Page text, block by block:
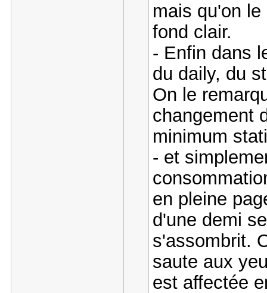
mais qu'on
fond clair.
- Enfin dans
du daily, du
On le
changement
minimum
- et
en pleine
d'une demi
s'assombrit.
saute aux
est affectée